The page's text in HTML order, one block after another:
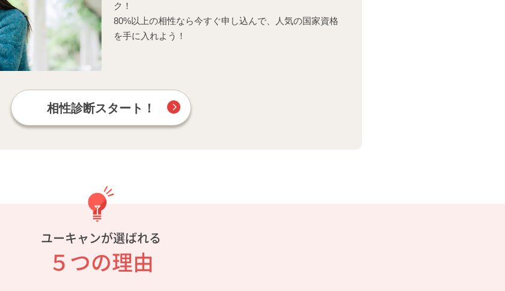
ク！
80%以上の相性なら今すぐ申し込んで、人気の国家資格
を手に入れよう！
相性診断スタート！
ユーキャンが選ばれる
５つの理由